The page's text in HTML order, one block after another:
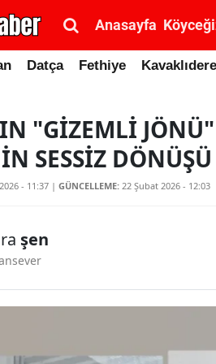
Anasayfa
Datça Fethiye Kavaklıdere
"GİZEMLİ
SESSİZ DÖNÜŞÜ
- 11:37 | GÜNCELLEME: 22 Şubat 2026 - 12:03
şen